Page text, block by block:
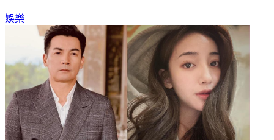
娛樂